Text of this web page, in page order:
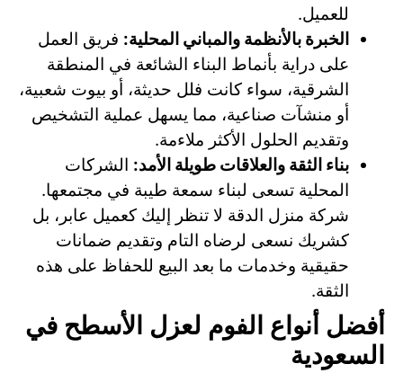
للعميل.
الخبرة بالأنظمة والمباني المحلية: فريق العمل
على دراية بأنماط البناء الشائعة في المنطقة
الشرقية، سواء كانت فلل حديثة، أو بيوت شعبية،
أو منشآت صناعية، مما يسهل عملية التشخيص
وتقديم الحلول الأكثر ملاءمة.
بناء الثقة والعلاقات طويلة الأمد: الشركات
المحلية تسعى لبناء سمعة طيبة في مجتمعها.
شركة منزل الدقة لا تنظر إليك كعميل عابر، بل
كشريك نسعى لرضاه التام وتقديم ضمانات
حقيقية وخدمات ما بعد البيع للحفاظ على هذه
الثقة.
أفضل أنواع الفوم لعزل الأسطح في
السعودية